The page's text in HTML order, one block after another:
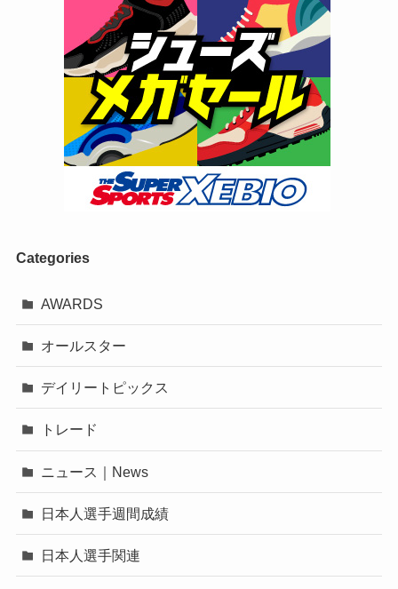
Categories
AWARDS
オールスター
デイリートピックス
トレード
ニュース｜News
日本人選手週間成績
日本人選手関連